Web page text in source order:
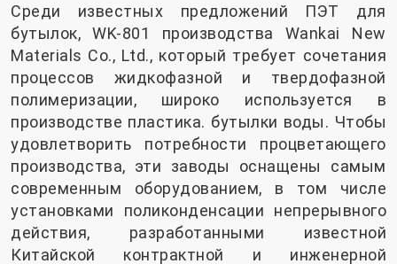
Среди известных предложений ПЭТ для
бутылок, WK-801 производства Wankai New
Materials Co., Ltd., который требует сочетания
процессов жидкофазной и твердофазной
полимеризации, широко используется в
производстве пластика. бутылки воды. Чтобы
удовлетворить потребности процветающего
производства, эти заводы оснащены самым
современным оборудованием, в том числе
установками поликонденсации непрерывного
действия, разработанными известной
Китайской контрактной и инженерной